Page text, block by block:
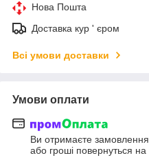
Нова Пошта
Доставка кур ' єром
Всі умови доставки
Умови оплати
Ви отримаєте замовлення
або гроші повернуться на